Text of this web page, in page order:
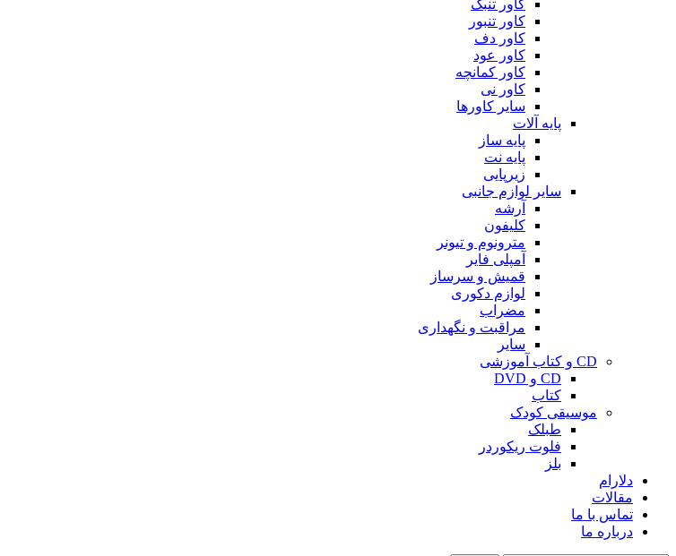
کاور تنبک
کاور تنبور
کاور دف
کاور عود
کاور کمانچه
کاور نی
سایر کاورها
پایه آلات
پایه ساز
پایه نت
زیرپایی
سایر لوازم جانبی
آرشه
کلیفون
مترونوم و تیونر
آمپلی فایر
قمیش و سرساز
لوازم دکوری
مضراب
مراقبت و نگهداری
سایر
CD و کتاب آموزشی
CD و DVD
کتاب
موسیقی کودک
طبلک
فلوت ریکوردر
بلز
دلارام
مقالات
تماس با ما
درباره ما